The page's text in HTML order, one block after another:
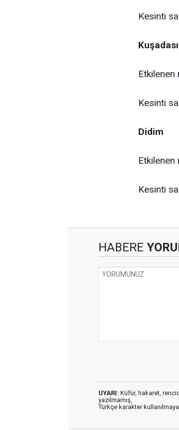
Kesinti
Kuşadası
Etkilenen
Kesinti
Didim
Etkilenen
Kesinti
HABERE
UYARI: Küfür, hakaret,
yazılmamış,
Türkçe karakter